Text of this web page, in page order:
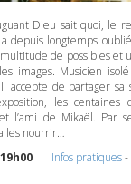
Dieu sait quoi, le
depuis longtemps
de possibles et
images. Musicien
accepte de partager sa
les centaines
l’ami de Mikaël. Par
les nourrir…
Infos pratiques-